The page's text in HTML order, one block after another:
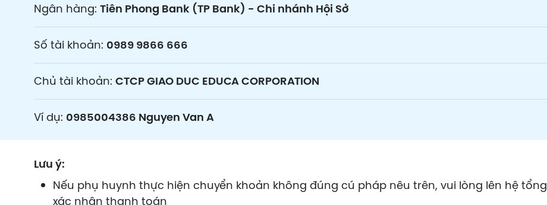
Ngân hàng: Tiên Phong Bank (TP Bank) - Chi nhánh Hội Sở
Số tài khoản: 0989 9866 666
Chủ tài khoản: CTCP GIAO DUC EDUCA CORPORATION
Ví dụ: 0985004386 Nguyen Van A
Lưu ý:
Nếu phụ huynh thực hiện chuyển khoản không đúng cú pháp nêu trên, vui lòng lên hệ
xác nhận thanh toán